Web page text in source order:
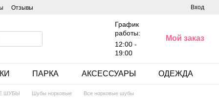
Отзывы Вход
График
работы:
12:00 -
19:00
Мой заказ
ПАРКА АКСЕССУАРЫ ОДЕЖДА
ШУБЫ Шубы норковые Все норковые шубы